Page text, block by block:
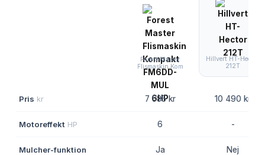
Forest Master
Flismaskin Kom
Hillvert HT-Hector
212T
Pris kr 7 585 kr 10 490 kr
Motoreffekt HP 6 -
Mulcher-funktion Ja Nej